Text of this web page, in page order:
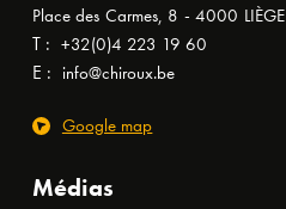
Place des Carmes, 8 - 4000 LIÈGE
T : +32(0)4 223 19 60
E : info@chiroux.be
Google map
Médias